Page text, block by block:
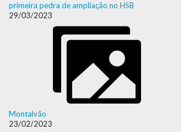
primeira pedra de ampliação no HSB
29/03/2023
Montalvão
23/02/2023